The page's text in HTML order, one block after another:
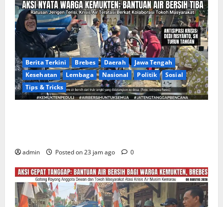
Berita Terkini Brebes Daerah
Jawa Tengah
Kesehatan
Lembaga Nasional Politik
Sosial
Tips & Tricks
admin Posted on 23 jam ago 0